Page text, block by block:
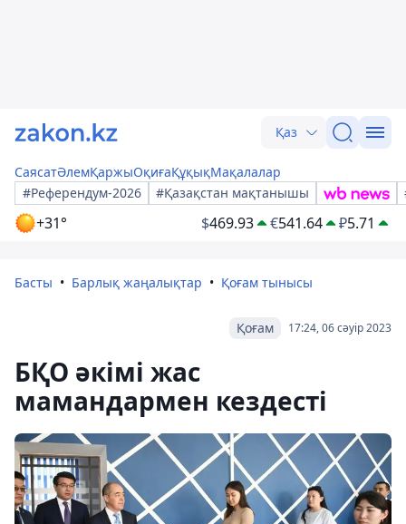
Қаз
СаясатӘлемҚаржыОқиғаҚұқықМақалалар
#Референдум-2026
#Қазақстан мақтанышы
+31° $469.93 €541.64 ₽5.71
Басты Барлық жаңалықтар Қоғам тынысы
17:24, 06 сәуір 2023
Қоғам
БҚО әкімі жас
мамандармен кездесті